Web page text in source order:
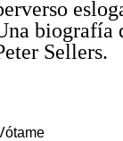
biografía
Sellers.